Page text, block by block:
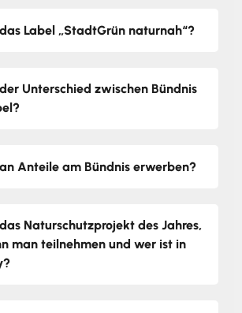
Label „StadtGrün naturnah“?
Unterschied zwischen Bündnis
Anteile am Bündnis erwerben?
Naturschutzprojekt des Jahres,
man teilnehmen und wer ist in